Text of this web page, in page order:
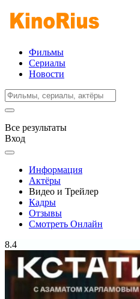
Фильмы
Сериалы
Новости
Все результаты
Вход
Информация
Актёры
Видео и Трейлер
Кадры
Отзывы
Смотреть Онлайн
8.4